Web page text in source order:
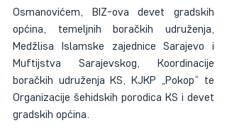
Osmanovićem, BIZ-ova devet gradskih
općina, temeljnih boračkih udruženja,
Medžlisa Islamske zajednice Sarajevo i
Muftijstva Sarajevskog, Koordinacije
boračkih udruženja KS, KJKP „Pokop“ te
Organizacije šehidskih porodica KS i devet
gradskih općina.